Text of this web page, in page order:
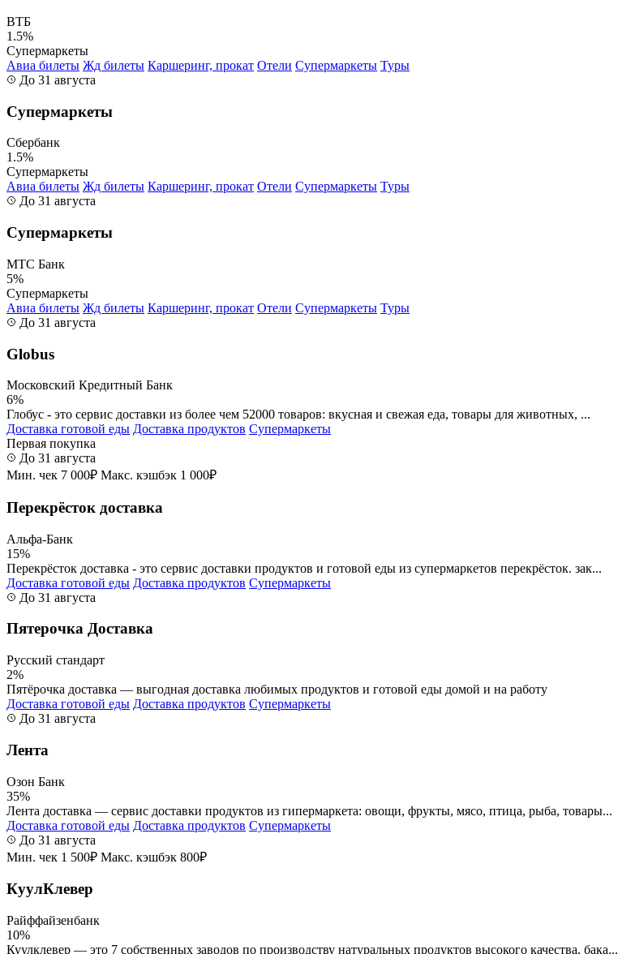
ВТБ
1.5%
Супермаркеты
Авиа билеты Жд билеты Каршеринг, прокат Отели Супермаркеты Туры
До 31 августа
Супермаркеты
Сбербанк
1.5%
Супермаркеты
Авиа билеты Жд билеты Каршеринг, прокат Отели Супермаркеты Туры
До 31 августа
Супермаркеты
МТС Банк
5%
Супермаркеты
Авиа билеты Жд билеты Каршеринг, прокат Отели Супермаркеты Туры
До 31 августа
Globus
Московский Кредитный Банк
6%
Глобус - это сервис доставки из более чем 52000 товаров: вкусная и свежая еда, товары для животных, ...
Доставка готовой еды Доставка продуктов Супермаркеты
Первая покупка
До 31 августа
Мин. чек 7 000₽ Макс. кэшбэк 1 000₽
Перекрёсток доставка
Альфа-Банк
15%
Перекрёсток доставка - это сервис доставки продуктов и готовой еды из супермаркетов перекрёсток. зак...
Доставка готовой еды Доставка продуктов Супермаркеты
До 31 августа
Пятерочка Доставка
Русский стандарт
2%
Пятёрочка доставка — выгодная доставка любимых продуктов и готовой еды домой и на работу
Доставка готовой еды Доставка продуктов Супермаркеты
До 31 августа
Лента
Озон Банк
35%
Лента доставка — сервис доставки продуктов из гипермаркета: овощи, фрукты, мясо, птица, рыба, товары...
Доставка готовой еды Доставка продуктов Супермаркеты
До 31 августа
Мин. чек 1 500₽ Макс. кэшбэк 800₽
КуулКлевер
Райффайзенбанк
10%
Куулклевер — это 7 собственных заводов по производству натуральных продуктов высокого качества, бака...